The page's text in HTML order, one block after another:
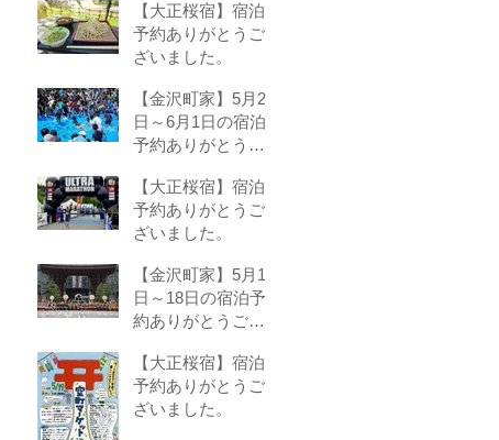
【大正桜宿】宿泊
予約ありがとうご
ざいました。
【金沢町家】5月24
日～6月1日の宿泊
予約ありがとうご
【大正桜宿】宿泊
予約ありがとうご
ざいました。
【金沢町家】5月16
日～18日の宿泊予
約ありがとうござ
【大正桜宿】宿泊
予約ありがとうご
ざいました。